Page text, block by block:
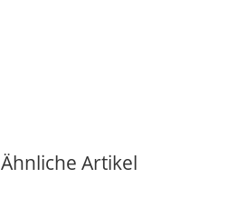
Ähnliche Artikel